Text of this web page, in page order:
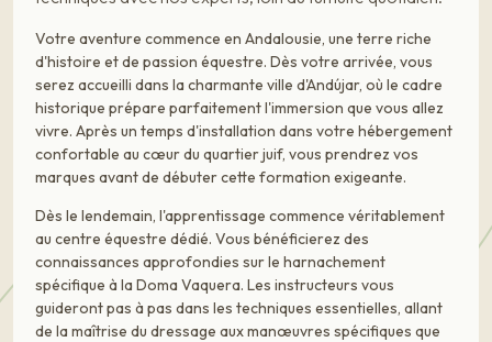
Votre aventure commence en Andalousie, une terre riche
d'histoire et de passion équestre. Dès votre arrivée, vous
serez accueilli dans la charmante ville d'Andújar, où le cadre
historique prépare parfaitement l'immersion que vous allez
vivre. Après un temps d'installation dans votre hébergement
confortable au cœur du quartier juif, vous prendrez vos
marques avant de débuter cette formation exigeante.
Dès le lendemain, l'apprentissage commence véritablement
au centre équestre dédié. Vous bénéficierez des
connaissances approfondies sur le harnachement
spécifique à la Doma Vaquera. Les instructeurs vous
guideront pas à pas dans les techniques essentielles, allant
de la maîtrise du dressage aux manœuvres spécifiques que